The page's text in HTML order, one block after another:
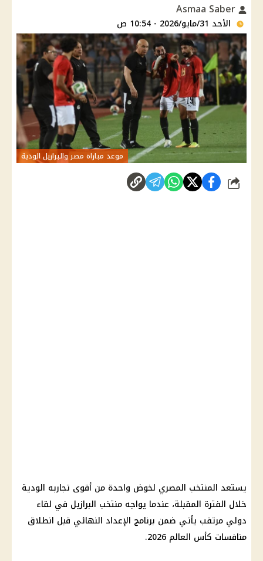
الأحد 31/مايو/2026 - 10:54 ص
موعد مباراة مصر والبرازيل الودية
شارك
يستعد المنتخب المصري لخوض واحدة من أقوى تجاربه الودية
خلال الفترة المقبلة، عندما يواجه منتخب البرازيل في لقاء
دولي مرتقب يأتي ضمن برنامج الإعداد النهائي قبل انطلاق
منافسات كأس العالم 2026.